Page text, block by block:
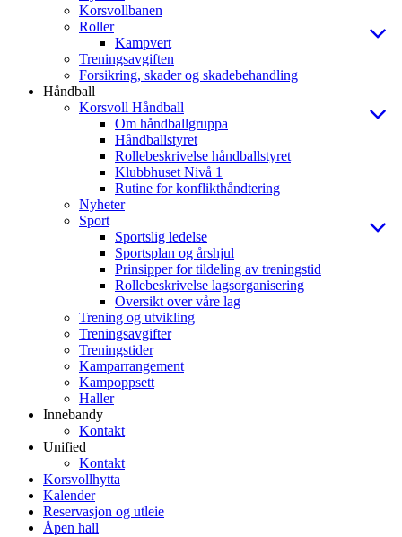
Korsvollbanen
Roller
Kampvert
Treningsavgiften
Forsikring, skader og skadebehandling
Håndball
Korsvoll Håndball
Om håndballgruppa
Håndballstyret
Rollebeskrivelse håndballstyret
Klubbhuset Nivå 1
Rutine for konflikthåndtering
Nyheter
Sport
Sportslig ledelse
Sportsplan og årshjul
Prinsipper for tildeling av treningstid
Rollebeskrivelse lagsorganisering
Oversikt over våre lag
Trening og utvikling
Treningsavgifter
Treningstider
Kamparrangement
Kampoppsett
Haller
Innebandy
Kontakt
Unified
Kontakt
Korsvollhytta
Kalender
Reservasjon og utleie
Åpen hall